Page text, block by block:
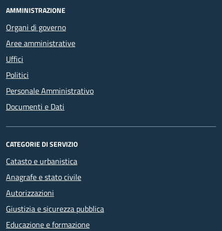
AMMINISTRAZIONE
Organi di governo
Aree amministrative
Uffici
Politici
Personale Amministrativo
Documenti e Dati
CATEGORIE DI SERVIZIO
Catasto e urbanistica
Anagrafe e stato civile
Autorizzazioni
Giustizia e sicurezza pubblica
Educazione e formazione